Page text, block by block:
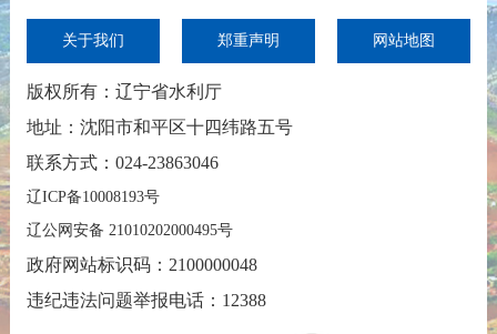
关于我们 郑重声明 网站地图
版权所有：辽宁省水利厅
地址：沈阳市和平区十四纬路五号
联系方式：024-23863046
辽ICP备10008193号
辽公网安备 21010202000495号
政府网站标识码：2100000048
违纪违法问题举报电话：12388